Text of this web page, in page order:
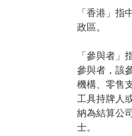
「香港」指
政區。
「參與者」
參與者，該
機構、零售
工具持牌人
納為結算公
士。